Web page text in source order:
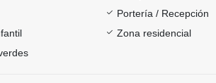
Portería / Recepción
Zona residencial